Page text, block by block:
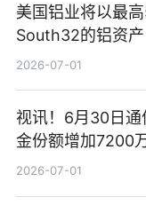
美国铝业将以最
South32的铝资产
2026-07-01
视讯！6月30日通
金份额增加7200
易盛、中际旭创、
2026-07-01